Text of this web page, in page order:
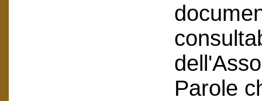
Parole